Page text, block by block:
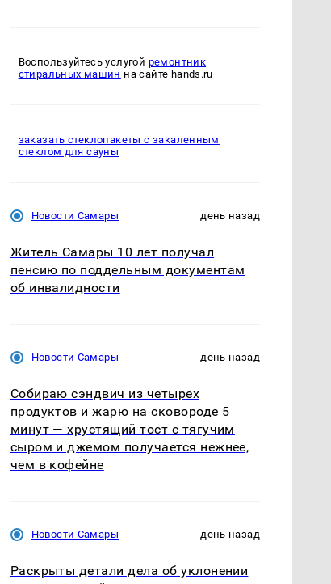
никто не ждал: как
были украдены 18
Воспользуйтесь услугой ремонтник
стиральных машин на сайте hands.ru
заказать стеклопакеты с закаленным
стеклом для сауны
Новости Самары день назад
Житель Самары 10 лет получал
пенсию по поддельным документам
об инвалидности
Новости Самары день назад
Собираю сэндвич из четырех
продуктов и жарю на сковороде 5
минут — хрустящий тост с тягучим
сыром и джемом получается нежнее,
чем в кофейне
Новости Самары день назад
Раскрыты детали дела об уклонении